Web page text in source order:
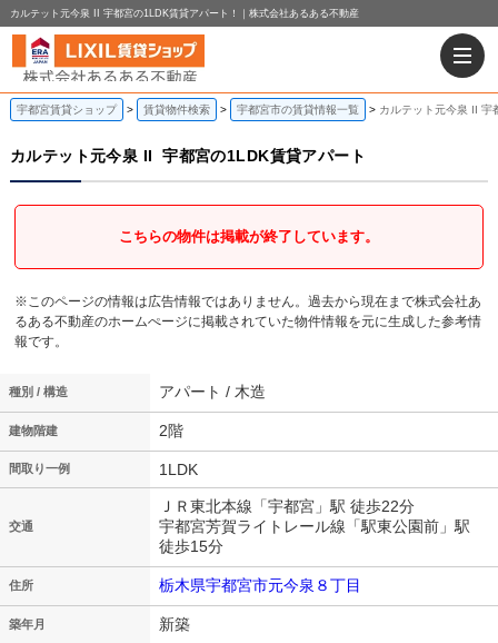
カルテット元今泉 II 宇都宮の1LDK賃貸アパート！｜株式会社あるある不動産
宇都宮賃貸ショップ 賃貸物件検索 宇都宮市の賃貸情報一覧 カルテット元今泉 II 宇
カルテット元今泉 II 宇都宮の1LDK賃貸アパート
こちらの物件は掲載が終了しています。
※このページの情報は広告情報ではありません。過去から現在まで株式会社あ
るある不動産のホームぺージに掲載されていた物件情報を元に生成した参考情
報です。
種別 / 構造 アパート / 木造
建物階建 2階
間取り一例 1LDK
交通
ＪＲ東北本線「宇都宮」駅 徒歩22分
宇都宮芳賀ライトレール線「駅東公園前」駅
徒歩15分
住所 栃木県宇都宮市元今泉８丁目
築年月 新築